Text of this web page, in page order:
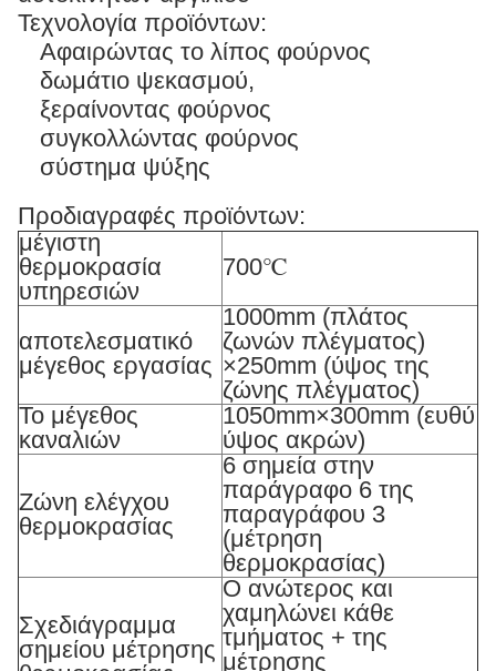
Τεχνολογία προϊόντων:
Αφαιρώντας το λίπος φούρνος
δωμάτιο ψεκασμού,
ξεραίνοντας φούρνος
συγκολλώντας φούρνος
σύστημα ψύξης
Προδιαγραφές προϊόντων:
μέγιστη
θερμοκρασία
υπηρεσιών
700℃
αποτελεσματικό
μέγεθος εργασίας
1000mm (πλάτος
ζωνών πλέγματος)
×250mm (ύψος της
ζώνης πλέγματος)
Το μέγεθος
καναλιών
1050mm×300mm (ευθύ
ύψος ακρών)
Ζώνη ελέγχου
θερμοκρασίας
6 σημεία στην
παράγραφο 6 της
παραγράφου 3
(μέτρηση
θερμοκρασίας)
Σχεδιάγραμμα
σημείου μέτρησης
Ο ανώτερος και
χαμηλώνει κάθε
τμήματος + της
μέτρησης